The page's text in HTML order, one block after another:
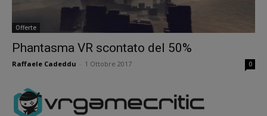
Offerte
Phantasma VR scontato del 50%
Raffaele Cadeddu 1 Ottobre 2017 0